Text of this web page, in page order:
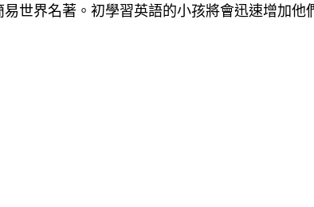
世界名著。初學習英語的小孩將會迅速增加